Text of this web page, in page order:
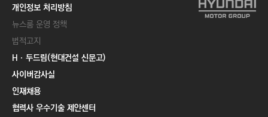
개인정보 처리방침
뉴스룸 운영 정책
법적고지
Hㆍ두드림(현대건설 신문고)
사이버감사실
인재채용
협력사 우수기술 제안센터